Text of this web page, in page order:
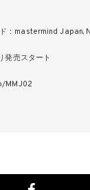
：mastermind Japan,
発売スタート
MMJ02